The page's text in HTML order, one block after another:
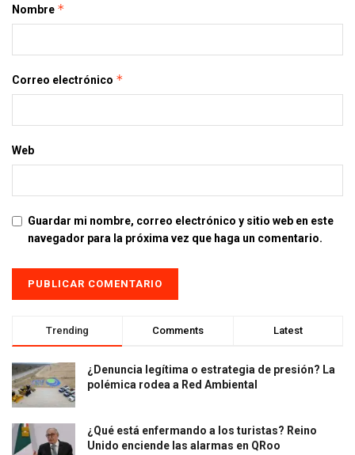
Nombre *
Correo electrónico *
Web
Guardar mi nombre, correo electrónico y sitio web en este
navegador para la próxima vez que haga un comentario.
Trending Comments Latest
¿Denuncia legítima o estrategia de presión? La
polémica rodea a Red Ambiental
¿Qué está enfermando a los turistas? Reino
Unido enciende las alarmas en QRoo